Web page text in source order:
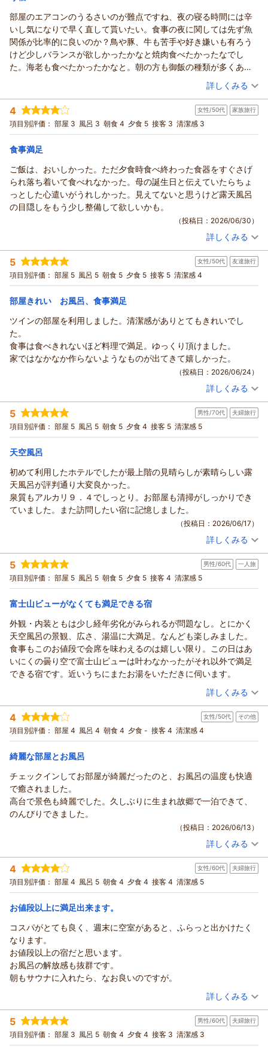
セキュリティ面はとても気になり、
犯罪防止のために、玄関は宿泊者のみが入れるようにセキュリテ
ィロックを付けた方が良いと思いいます。
部屋のエアコンのうるさいのが難点ですね、夜の寝る時間には辛
いし気になりで早く直して貰いたい。食事の夜に関しては先ず魚
関係が比率的に良いのか？鳥や豚、牛も苦手や好き嫌いも有ろう
けど少しバランスが欲しかったかなと焼肉食べたかったなでし
た。海老も食べたかったかなと。朝の方も御飯の種類が多くある
のが良いのか悪いのか特徴を出してるとは思いますが、御粥と普
通の御飯、卵焼き、目玉焼き、生卵、海苔、味噌汁、豆腐、納
豆、、野菜、果物、焼き魚、パン類、ヨーグルトと和洋と揃えて
いて良かったと思います。地元の旬な物、季節物も欲しかったで
す、トウモロコシとか桃。欲を言えばエレベーターが2基あればと
らなと思いました。
（投稿日：2026/07/06）
宿泊時期： 2026年07月宿泊 (家族旅行)
投稿者： てんさん(男性/60代)
宿泊プラン： 【早期割30】お一人様最大1,100円OFF☆季節を味わう旬彩和
食会席☆レストランでお食事◆1泊2食付き
ツイン 朝・夕
宿泊価格帯：
詳しくみる
4 女性/50代 家族旅行
項目別評価： 部屋 3 風呂 3 朝食 4 夕食 5 接客 3 清潔感 3
食事満足
ご飯は、おいしかった。ただ夕食時食べ終わった食器をすぐさげ
られ落ち着いて食べれなかった。母の誕生日と伝えていたらちょ
っとした心遣いがうれしかった。見えてないと思うけど露天風呂
の目隠しをもう少し整備して欲しいかも。
（投稿日：2026/06/30）
投稿者： さとちゃんさん(女性/50代)
宿泊プラン： 【じゃらんスペシャルウィーク】で「絶景屋上天空露天と季節
の和会席1泊2食付スタンダードプラン」がお得！
和洋室
宿泊価格帯： 15,001～16,000円(大人一人あたり/税込)
詳しくみる
5 女性/50代 友達旅行
項目別評価： 部屋 5 風呂 5 朝食 5 夕食 5 接客 5 清潔感 4
部屋きれい お風呂、食事満足
ツインの部屋を利用しました。清潔感がありとてもきれいでし
た。
食事は食べきれないほど料理で満足。ゆっくり頂けました。
家ではなかなか作らないようなものが出てきて嬉しかった。
（投稿日：2026/06/24）
投稿者： らるまさん(女性/50代)
宿泊プラン： 【じゃらんのお得な10日間】クチコミ5つ星の絶景天空露天と
季節の旬会席を愉しむ◆1泊2食付プランがお得！
ツイン
宿泊価格帯： 12,001～13,000円(大人一人あたり/税込)
詳しくみる
5 男性/70代 夫婦旅行
項目別評価： 部屋 5 風呂 5 朝食 5 夕食 4 接客 5 清潔感 5
天空風呂
初めて利用したホテルでしたが最上階の見晴らしが素晴らしい露
天風呂が評判通り大変良かった。
泉質もアルカリ９．４でしっとり。お部屋も清掃がしっかりでき
ていました。また訪問したい宿に記憶しました。
（投稿日：2026/06/17）
投稿者： 博士さん(男性/70代)
宿泊プラン： 【じゃらんのお得な10日間】クチコミ5つ星の絶景天空露天と
季節の旬会席を愉しむ◆1泊2食付プランがお得！
和室
宿泊価格帯： 15,001～16,000円(大人一人あたり/税込)
詳しくみる
5 男性/60代 一人旅
項目別評価： 部屋 5 風呂 5 朝食 5 夕食 5 接客 4 清潔感 5
富士山ビューがなくても満足できる宿
外観・内装ともは少し経年劣化がみられるが問題なし。とにかく
天空風呂の景観、広さ、湯温に大満足。なんども楽しみました。
食事もこのお値段で会席を味わえるのは嬉しい限り。この日はあ
いにくの曇り空で富士山ビューは叶わなかったがそれ以外で満足
できる宿です。近いうちにまたお湯をいただきに伺います。
（投稿日：2026/06/14）
宿泊時期： 2026年06月宿泊 (一人旅)
投稿者： あきちゃんさん
宿泊プラン： 夕食グレードUP◎鮑の踊り焼きに伊豆名物金目鯛の煮付けをプ
ラス！＜あやめ会席＞
和室 朝・夕
宿泊価格帯： 21,001～22,000円(大人一人あたり/税込)
詳しくみる
4 女性/50代 その他
項目別評価： 部屋 4 風呂 4 朝食 4 夕食 - 接客 4 清潔感 4
綺麗な部屋とお風呂
チェックインしてお部屋が綺麗だったのと、お風呂の温度も快適
で癒されました。
高台で景色も綺麗でした。久しぶりに生まれ故郷で一泊できて、
のんびりできました。
（投稿日：2026/06/13）
投稿者： みかさん(女性/50代)
宿泊プラン： ＜1泊朝食付き＞富士山眺望！絶景天空露天風呂で癒しの贅沢
湯浴み◆
シングル 朝のみ
宿泊価格帯： 10,001～11,000円(大人一人あたり/税込)
詳しくみる
4 女性/60代 夫婦旅行
項目別評価： 部屋 4 風呂 5 朝食 4 夕食 4 接客 4 清潔感 5
お値段以上に満足出来ます。
コスパがとても良く、週末に空室があると、ふらっと出かけたく
なります。
お値段以上の宿だと思います。
お風呂の解放感も抜群です。
朝もサウナに入れたら、なお良いのですが。
（投稿日：2026/06/12）
宿泊時期： 2026年05月宿泊 (夫婦旅行)
投稿者： ひろちゃんさん
宿泊プラン： 【5月厳選】夕食グレードUP◎鮑の踊り焼きに伊豆名物金目鯛
の煮付けをプラス＜あやめ会席＞がお得に！
和室 朝・夕
詳しくみる
5 男性/60代 夫婦旅行
項目別評価： 部屋 3 風呂 5 朝食 4 夕食 4 接客 3 清潔感 3